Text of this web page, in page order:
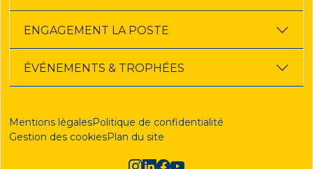
ENGAGEMENT LA POSTE
ÉVÉNEMENTS & TROPHÉES
Mentions légalesPolitique de confidentialité
Gestion des cookiesPlan du site